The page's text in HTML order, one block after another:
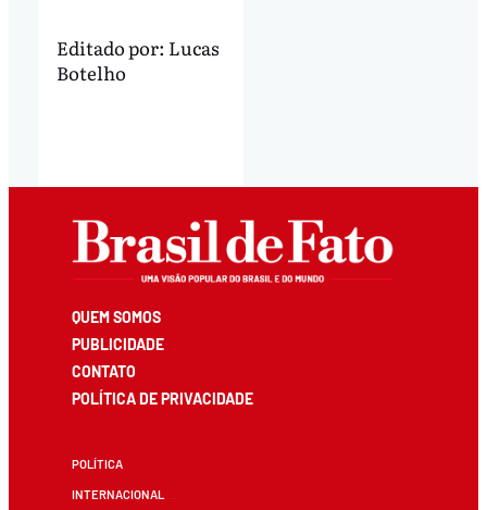
Editado por: Lucas
Botelho
QUEM SOMOS
PUBLICIDADE
CONTATO
POLÍTICA DE PRIVACIDADE
POLÍTICA
INTERNACIONAL